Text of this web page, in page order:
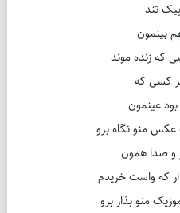
تند
بینمون
که زنده موند
کسی که
عینمون
منو نگاه برو
و صدا همون
که واست خریدم
منو بذار برو